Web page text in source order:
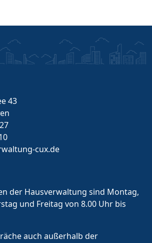
43
cux.de
der Hausverwaltung sind Montag,
und Freitag von 8.00 Uhr bis
auch außerhalb der